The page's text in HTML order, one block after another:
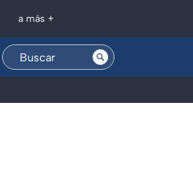
a más +